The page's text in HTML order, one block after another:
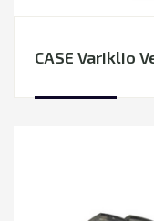
CASE Variklio